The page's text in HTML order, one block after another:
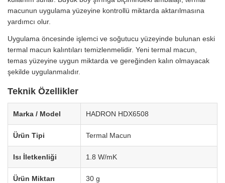
macunun uygulama yüzeyine kontrollü miktarda aktarılmasına
yardımcı olur.
Uygulama öncesinde işlemci ve soğutucu yüzeyinde bulunan eski
termal macun kalıntıları temizlenmelidir. Yeni termal macun,
temas yüzeyine uygun miktarda ve gereğinden kalın olmayacak
şekilde uygulanmalıdır.
Teknik Özellikler
Marka / Model HADRON HDX6508
Ürün Tipi Termal Macun
Isı İletkenliği 1.8 W/mK
Ürün Miktarı 30 g